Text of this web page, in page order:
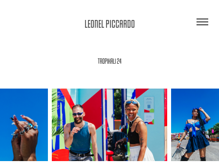
LEONEL PICCARDO
TROPIKALI 24